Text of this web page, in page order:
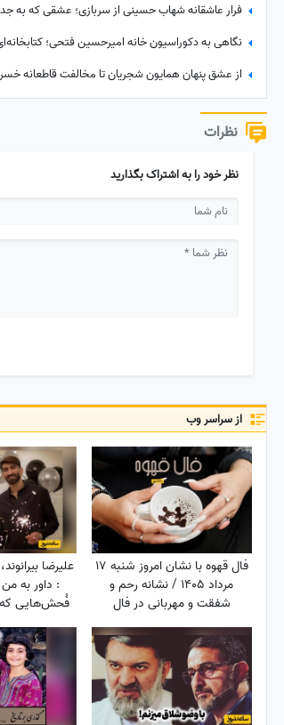
فرار عاشقانه شهاب حسینی از سربازی؛ عشقی که به
نظرات
نظر خود را به اشتراک بگذارید
از سراسر وب
فال قهوه با نشان امروز شنبه 17
مرداد 1405 / نشانه رحم و
شفقت و مهربانی در فال
شماست، غافل نشوید؛ از
دوستان ناباب بپرهیزید
علیرضا
: داور به
فُحش‌هایی که
بهت کارت